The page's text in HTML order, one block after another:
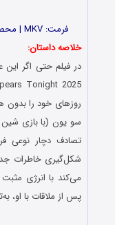
فرمت: MKV | محصول نتفلیکس NETFLIX | امتیاز فیلم: 7.4
خلاصه داستان:
روزهای خود را
سو یون (با بازی
تصادف دچار نوعی
شکل‌گیری خاطرات
می‌کند با انرژی
پس از ملاقات با او،